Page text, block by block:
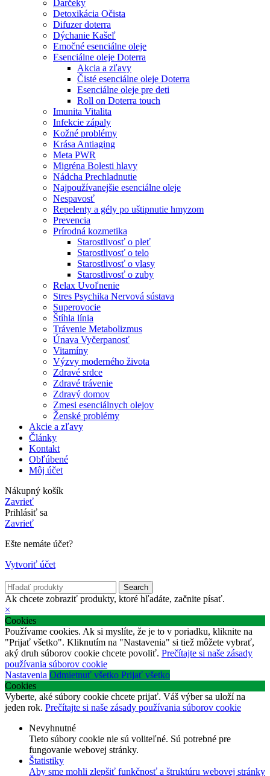
Darčeky
Detoxikácia Očista
Difuzer doterra
Dýchanie Kašeľ
Emočné esenciálne oleje
Esenciálne oleje Doterra
Akcia a zľavy
Čisté esenciálne oleje Doterra
Esenciálne oleje pre deti
Roll on Doterra touch
Imunita Vitalita
Infekcie zápaly
Kožné problémy
Krása Antiaging
Meta PWR
Migréna Bolesti hlavy
Nádcha Prechladnutie
Najpoužívanejšie esenciálne oleje
Nespavosť
Repelenty a gély po uštipnutie hmyzom
Prevencia
Prírodná kozmetika
Starostlivosť o pleť
Starostlivosť o telo
Starostlivosť o vlasy
Starostlivosť o zuby
Relax Uvoľnenie
Stres Psychika Nervová sústava
Superovocie
Štíhla línia
Trávenie Metabolizmus
Únava Vyčerpanosť
Vitamíny
Výzvy moderného života
Zdravé srdce
Zdravé trávenie
Zdravý domov
Zmesi esenciálnych olejov
Ženské problémy
Akcie a zľavy
Články
Kontakt
Obľúbené
Môj účet
Nákupný košík
Zavrieť
Prihlásiť sa
Zavrieť
Ešte nemáte účet?
Vytvoriť účet
Search
Ak chcete zobraziť produkty, ktoré hľadáte, začnite písať.
×
Cookies
Používame cookies. Ak si myslíte, že je to v poriadku, kliknite na
"Prijať všetko". Kliknutím na "Nastavenia" si tiež môžete vybrať,
aký druh súborov cookie chcete povoliť. Prečítajte si naše zásady
používania súborov cookie
Nastavenia Odmietnuť všetko Prijať všetko
Cookies
Vyberte, aké súbory cookie chcete prijať. Váš výber sa uloží na
jeden rok. Prečítajte si naše zásady používania súborov cookie
Nevyhnutné
Tieto súbory cookie nie sú voliteľné. Sú potrebné pre
fungovanie webovej stránky.
Štatistiky
Aby sme mohli zlepšiť funkčnosť a štruktúru webovej stránky